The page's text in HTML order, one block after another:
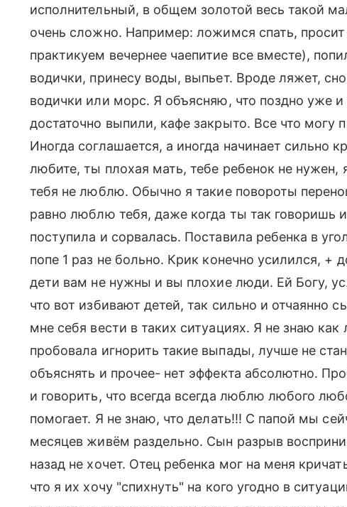
исполнительный, в общем золотой весь такой
очень сложно. Например: ложимся спать,
практикуем вечернее чаепитие все вместе),
водички, принесу воды, выпьет. Вроде ляжет,
водички или морс. Я объясняю, что поздно уже
достаточно выпили, кафе закрыто. Все что
Иногда соглашается, а иногда начинает сильно
любите, ты плохая мать, тебе ребенок не нужен,
тебя не люблю. Обычно я такие повороты
равно люблю тебя, даже когда ты так говоришь
поступила и сорвалась. Поставила ребенка в
попе 1 раз не больно. Крик конечно усилился, +
дети вам не нужны и вы плохие люди. Ей Богу,
что вот избивают детей, так сильно и отчаянно
мне себя вести в таких ситуациях. Я не знаю
пробовала игнорить такие выпады, лучше не
объяснять и прочее- нет эффекта абсолютно.
и говорить, что всегда всегда люблю любого
помогает. Я не знаю, что делать!!! С папой мы
месяцев живём раздельно. Сын разрыв
назад не хочет. Отец ребенка мог на меня
что я их хочу "спихнуть" на кого угодно в